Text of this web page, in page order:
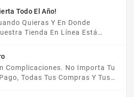
Todo El Año!
Quieras Y En Donde
Tienda En Línea Está
Complicaciones. No Importa Tu
Todas Tus Compras Y Tus